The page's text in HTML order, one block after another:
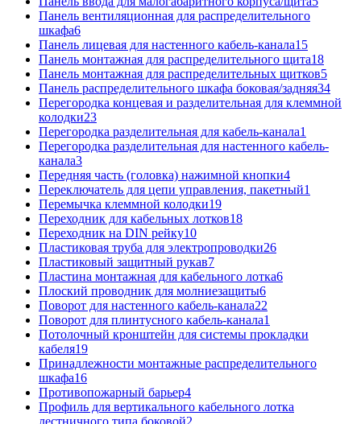
Панель вентиляционная для распределительного
шкафа6
Панель лицевая для настенного кабель-канала15
Панель монтажная для распределительного щита18
Панель монтажная для распределительных щитков5
Панель распределительного шкафа боковая/задняя34
Перегородка концевая и разделительная для клеммной
колодки23
Перегородка разделительная для кабель-канала1
Перегородка разделительная для настенного кабель-
канала3
Передняя часть (головка) нажимной кнопки4
Переключатель для цепи управления, пакетный1
Перемычка клеммной колодки19
Переходник для кабельных лотков18
Переходник на DIN рейку10
Пластиковая труба для электропроводки26
Пластиковый защитный рукав7
Пластина монтажная для кабельного лотка6
Плоский проводник для молниезащиты6
Поворот для настенного кабель-канала22
Поворот для плинтусного кабель-канала1
Потолочный кронштейн для системы прокладки
кабеля19
Принадлежности монтажные распределительного
шкафа16
Противопожарный барьер4
Профиль для вертикального кабельного лотка
лестничного типа боковой2